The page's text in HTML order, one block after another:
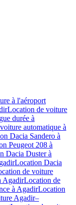
à l'aéroport
Location de voiture
durée à
automatique à
Dacia Sandero à
Peugeot 208 à
Dacia Duster à
Location Dacia
de voiture
AgadirLocation de
à AgadirLocation
Agadir–